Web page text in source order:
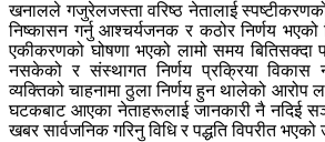
खनालले गजुरेलजस्ता वरिष्ठ नेतालाई स्पष्टीकरणको
निष्कासन गर्नु आश्चर्यजनक र कठोर निर्णय भएको
एकीकरणको घोषणा भएको लामो समय बितिसक्दा
नसकेको र संस्थागत निर्णय प्रक्रिया
व्यक्तिको चाहनामा ठुला निर्णय हुन थालेको आरोप
घटकबाट आएका नेताहरूलाई जानकारी नै नदिई
खबर सार्वजनिक गरिनु विधि र पद्धति विपरीत